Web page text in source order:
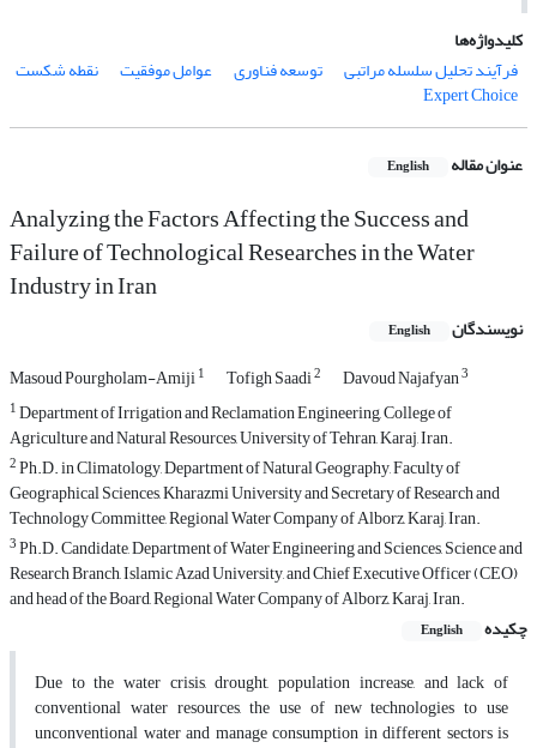
کلیدواژه‌ها
فرآیند تحلیل سلسله مراتبی
توسعه فناوری عوامل موفقیت نقطه شکست
Expert Choice
عنوان مقاله English
Analyzing the Factors Affecting the Success and
Failure of Technological Researches in the Water
Industry in Iran
نویسندگان English
Masoud Pourgholam-Amiji1 Tofigh Saadi2 Davoud Najafyan3
1Department of Irrigation and Reclamation Engineering, College of
Agriculture and Natural Resources, University of Tehran, Karaj, Iran.
2Ph.D. in Climatology, Department of Natural Geography, Faculty of
Geographical Sciences, Kharazmi University and Secretary of Research and
Technology Committee, Regional Water Company of Alborz, Karaj, Iran.
3Ph.D. Candidate, Department of Water Engineering and Sciences, Science and
Research Branch, Islamic Azad University, and Chief Executive Officer (CEO)
and head of the Board, Regional Water Company of Alborz, Karaj, Iran.
چکیده
English
Due to the water crisis, drought, population increase, and lack of
conventional water resources, the use of new technologies to use
unconventional water and manage consumption in different sectors is